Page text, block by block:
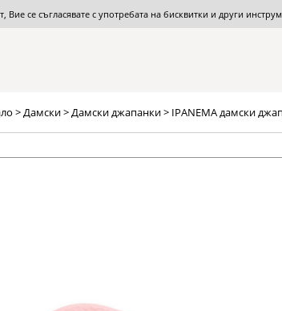
Вие се съгласявате с употребата на бисквитки и други
>Дамски>Дамски джапанки> IPANEMA дамски